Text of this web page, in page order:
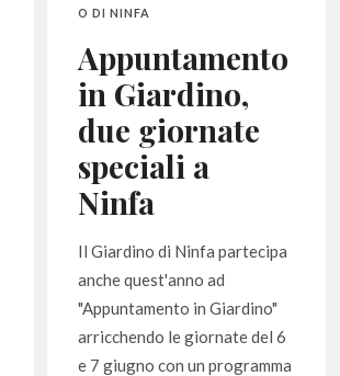
O DI NINFA
Appuntamento
in Giardino,
due giornate
speciali a
Ninfa
Il Giardino di Ninfa partecipa
anche quest'anno ad
"Appuntamento in Giardino"
arricchendo le giornate del 6
e 7 giugno con un programma